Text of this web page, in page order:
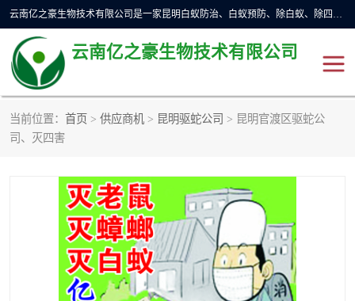
云南亿之豪生物技术有限公司是一家昆明白蚁防治、白蚁预防、除白蚁、除四害、灭蟑螂、消毒等业务的公司，公司致力于诚信经营、科技良好、讲究信誉、造福社会的理念，坚持走技术化、服务统一化,竭诚以优良的施工质量、主动的跟进服务、的管理经验，以诚信取于社会，立足于社会。
云南亿之豪生物技术有限公司
当前位置： 首页 > 供应商机 > 昆明驱蛇公司 > 昆明官渡区驱蛇公
司、灭四害
昆明灭鼠
昆明灭蟑螂 昆明杀虫
昆明除四害 昆明消杀公司
昆明消毒公司 昆明灭红火蚁公司
昆明驱蛇公司 昆明除虫除蚁